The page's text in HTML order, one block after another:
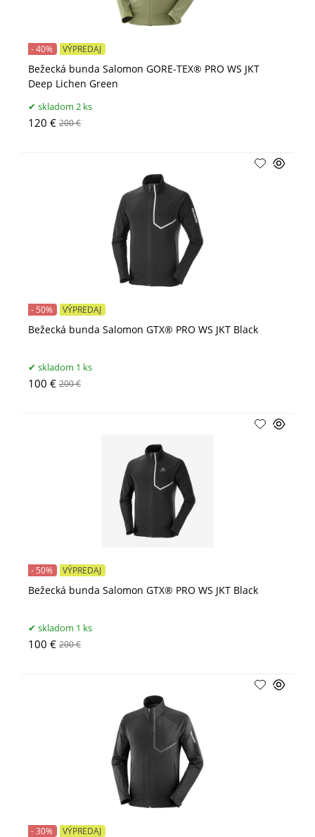
Bežecká bunda Salomon GORE-TEX® PRO WS JKT
Deep Lichen Green
- 40% VÝPREDAJ
skladom 2 ks
120 € 200 €
Bežecká bunda Salomon GTX® PRO WS JKT Black
- 50% VÝPREDAJ
skladom 1 ks
100 € 200 €
Bežecká bunda Salomon GTX® PRO WS JKT Black
- 50% VÝPREDAJ
skladom 1 ks
100 € 200 €
- 30% VÝPREDAJ